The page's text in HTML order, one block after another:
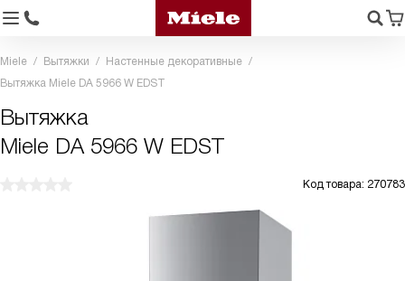
Miele Вытяжки
Настенные декоративные
Вытяжка Miele DA 5966 W EDST
Вытяжка
Miele DA 5966 W EDST
Код товара: 270783